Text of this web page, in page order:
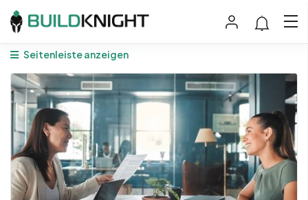
Seitenleiste anzeigen